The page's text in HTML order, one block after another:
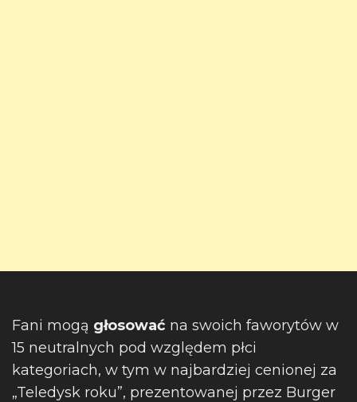
Fani mogą głosować na swoich faworytów w
15 neutralnych pod względem płci
kategoriach, w tym w najbardziej cenionej za
„Teledysk roku”, prezentowanej przez Burger